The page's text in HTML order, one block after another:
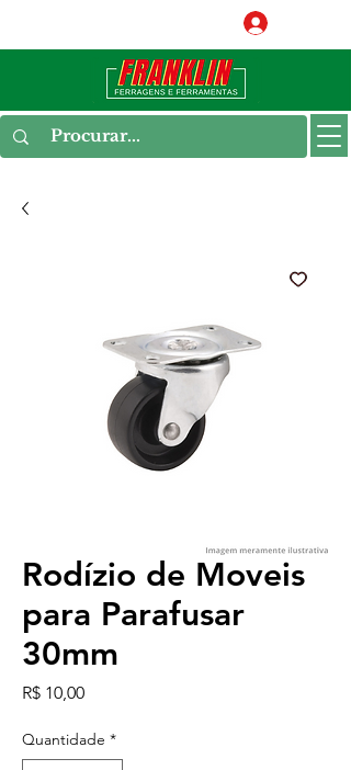
Rodízio de Moveis
para Parafusar
30mm
R$ 10,00Preço
Quantidade *